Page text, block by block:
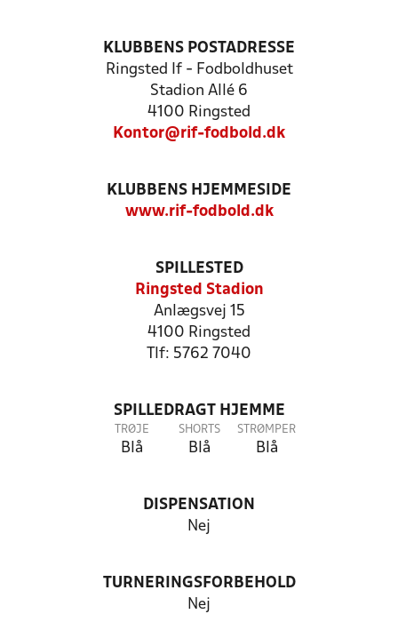
KLUBBENS POSTADRESSE
Ringsted If - Fodboldhuset
Stadion Allé 6
4100 Ringsted
Kontor@rif-fodbold.dk
KLUBBENS HJEMMESIDE
www.rif-fodbold.dk
SPILLESTED
Ringsted Stadion
Anlægsvej 15
4100 Ringsted
Tlf: 5762 7040
SPILLEDRAGT HJEMME
TRØJE
Blå
SHORTS
Blå
STRØMPER
Blå
DISPENSATION
Nej
TURNERINGSFORBEHOLD
Nej